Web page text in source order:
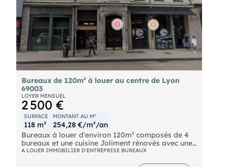
Bureaux de 120m² à louer au centre de Lyon
69003
LOYER MENSUEL
2 500 €
SURFACE
118 m²
MONTANT AU M²
254,28 €/m²/an
Bureaux à louer d'environ 120m² composés de 4
bureaux et une cuisine Joliment rénovés avec une
belle hauteur sous plafonds et lumineux En plein
A LOUER IMMOBILIER D'ENTREPRISE BUREAUX